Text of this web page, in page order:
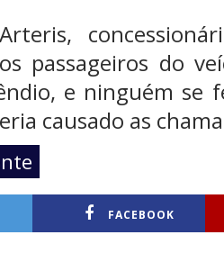
passageiros do
e ninguém se
causado as
FACEBOOK